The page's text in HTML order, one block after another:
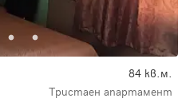
84 кв.м.
Тристаен апартамент